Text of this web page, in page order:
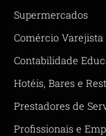
Supermercados
Comércio Varejista
Contabilidade
Hotéis, Bares e
Prestadores de
Profissionais e